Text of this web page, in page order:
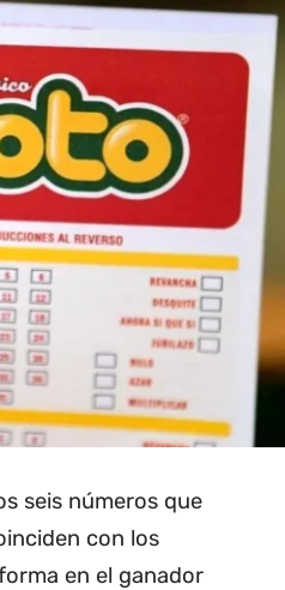
seis números que
con los
en el ganador